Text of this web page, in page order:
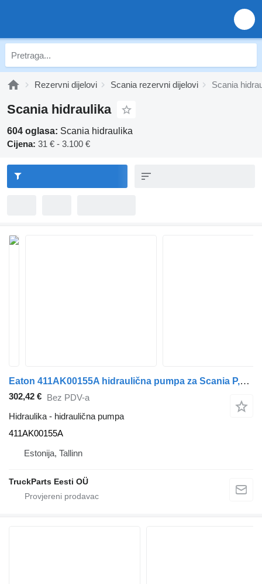
Rezervni dijelovi Scania rezervni dijelovi Scania
Scania hidraulika
604 oglasa: Scania hidraulika
Cijena: 31 € - 3.100 €
Eaton 411AK00155A hidraulična pumpa za Scania P,G,R,T-series (2004-2017) tegljača
302,42 € Bez PDV-a
Hidraulika - hidraulična pumpa
411AK00155A
Estonija, Tallinn
TruckParts Eesti OÜ